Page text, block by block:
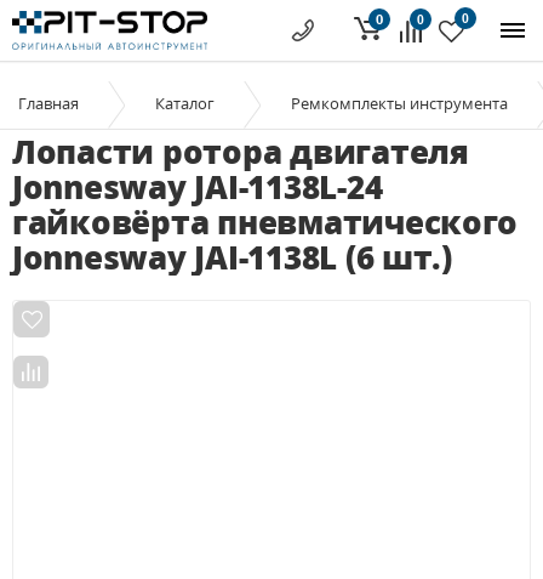
0 0
0
Главная Каталог Ремкомплекты инструмента
Лопасти ротора двигателя
Jonnesway JAI-1138L-24
гайковёрта пневматического
Jonnesway JAI-1138L (6 шт.)